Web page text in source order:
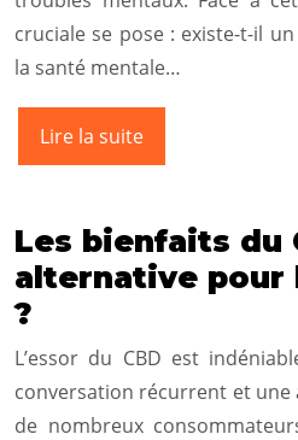
cruciale se pose : existe-t-il
la santé mentale…
Lire la suite
Les bienfaits du
alternative pour
?
L’essor du CBD est
conversation récurrent et une
de nombreux